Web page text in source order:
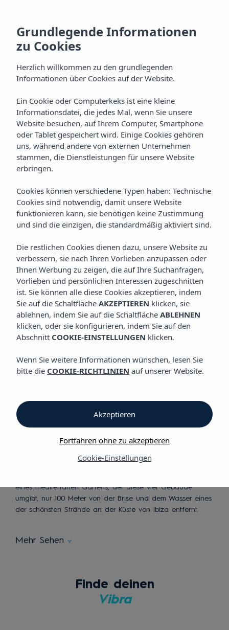
Cala Tarida
Ibiza
Ibiza CALA TARIDA
Entdecken Sie unsere Hotels
in Cala Tarida
Ein
unvergessliches
Komfort an einem der schönsten und bekanntesten
eines mediterranen Gartens, der diese vier Gebäude
umgibt, nur 100 Meter von der Brise und dem Wasser eines
der schönsten Strände an der Küste von Ibiza entfernt.
Mehr Sehen
Finde deinen
Vibra
Grundlegende Informationen
zu Cookies
Herzlich willkommen zu den grundlegenden
Informationen über Cookies auf der Website.
Ein Cookie oder Computerkeks ist eine kleine
Informationsdatei, die jedes Mal, wenn Sie unsere
Website besuchen, auf Ihrem Computer, Smartphone
oder Tablet gespeichert wird. Einige Cookies gehören
uns, während andere von externen Unternehmen
stammen, die Dienstleistungen für unsere Website
erbringen.
Cookies können verschiedene Typen haben: Technische
Cookies sind notwendig, damit unsere Website
funktionieren kann, sie benötigen keine Zustimmung
und sind die einzigen, die standardmäßig aktiviert sind.
Die restlichen Cookies dienen dazu, unsere Website zu
verbessern, sie nach Ihren Vorlieben anzupassen oder
Ihnen Werbung zu zeigen, die auf Ihre Suchanfragen,
Vorlieben und persönlichen Interessen zugeschnitten
ist. Sie können alle diese Cookies akzeptieren, indem
Sie auf die Schaltfläche AKZEPTIEREN klicken, sie
ablehnen, indem Sie auf die Schaltfläche ABLEHNEN
klicken, oder sie konfigurieren, indem Sie auf den
Abschnitt COOKIE-EINSTELLUNGEN klicken.
Wenn Sie weitere Informationen wünschen, lesen Sie
bitte die COOKIE-RICHTLINIEN auf unserer Website.
Cookie-Einstellungen
Fortfahren ohne zu akzeptieren
Akzeptieren